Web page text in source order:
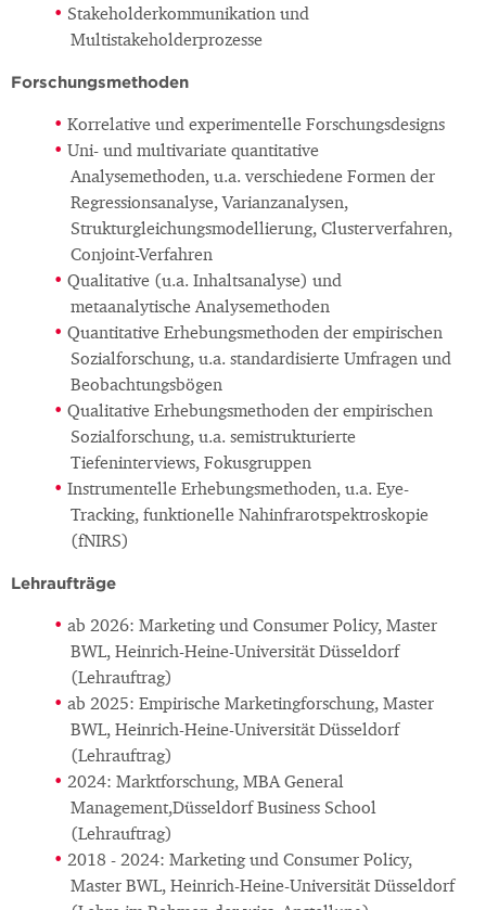
Stakeholderkommunikation und
Multistakeholderprozesse
Forschungsmethoden
Korrelative und experimentelle Forschungsdesigns
Uni- und multivariate quantitative
Analysemethoden, u.a. verschiedene Formen der
Regressionsanalyse, Varianzanalysen,
Strukturgleichungsmodellierung, Clusterverfahren,
Conjoint-Verfahren
Qualitative (u.a. Inhaltsanalyse) und
metaanalytische Analysemethoden
Quantitative Erhebungsmethoden der empirischen
Sozialforschung, u.a. standardisierte Umfragen und
Beobachtungsbögen
Qualitative Erhebungsmethoden der empirischen
Sozialforschung, u.a. semistrukturierte
Tiefeninterviews, Fokusgruppen
Instrumentelle Erhebungsmethoden, u.a. Eye-
Tracking, funktionelle Nahinfrarotspektroskopie
(fNIRS)
Lehraufträge
ab 2026: Marketing und Consumer Policy, Master
BWL, Heinrich-Heine-Universität Düsseldorf
(Lehrauftrag)
ab 2025: Empirische Marketingforschung, Master
BWL, Heinrich-Heine-Universität Düsseldorf
(Lehrauftrag)
2024: Marktforschung, MBA General
Management,Düsseldorf Business School
(Lehrauftrag)
2018 - 2024: Marketing und Consumer Policy,
Master BWL, Heinrich-Heine-Universität Düsseldorf